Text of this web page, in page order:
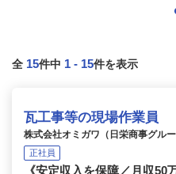
全 15件中 1 - 15件を表示
瓦工事等の現場作業員
株式会社オミガワ（日栄商事グルー
正社員
《安定収入を保障／月収